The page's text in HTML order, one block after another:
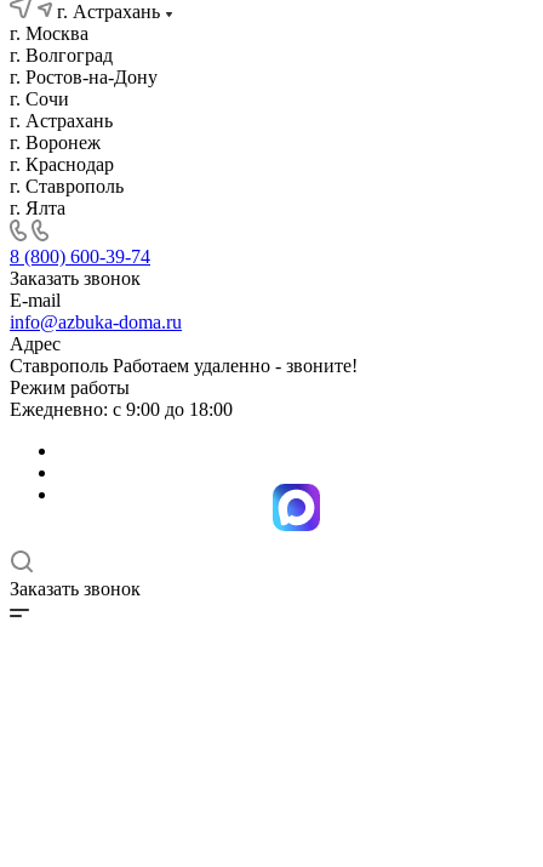
г. Астрахань
г. Москва
г. Волгоград
г. Ростов-на-Дону
г. Сочи
г. Астрахань
г. Воронеж
г. Краснодар
г. Ставрополь
г. Ялта
8 (800) 600-39-74
Заказать звонок
E-mail
info@azbuka-doma.ru
Адрес
Ставрополь Работаем удаленно - звоните!
Режим работы
Ежедневно: с 9:00 до 18:00
Заказать звонок